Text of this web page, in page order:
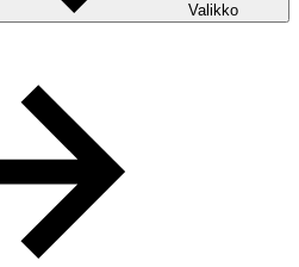
Valikko